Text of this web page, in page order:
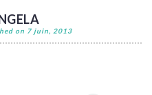
on 7 juin, 2013